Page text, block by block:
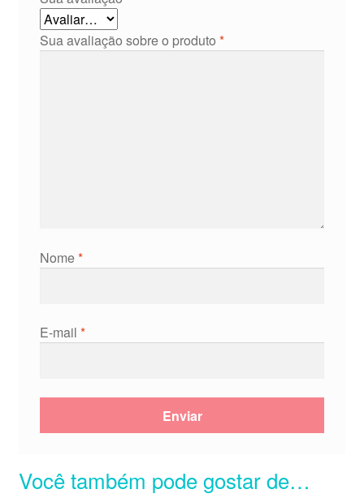
Sua avaliação sobre o produto *
Nome*
E-mail *
Você também pode gostar de…